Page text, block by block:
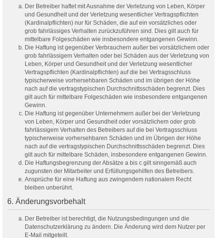
Der Betreiber haftet mit Ausnahme der Verletzung von Leben, Körper
und Gesundheit und der Verletzung wesentlicher Vertragspflichten
(Kardinalpflichten) nur für Schäden, die auf ein vorsätzliches oder
grob fahrlässiges Verhalten zurückzuführen sind. Dies gilt auch für
mittelbare Folgeschäden wie insbesondere entgangenen Gewinn.
Die Haftung ist gegenüber Verbrauchern außer bei vorsätzlichem oder
grob fahrlässigem Verhalten oder bei Schäden aus der Verletzung von
Leben, Körper und Gesundheit und der Verletzung wesentlicher
Vertragspflichten (Kardinalpflichten) auf die bei Vertragsschluss
typischerweise vorhersehbaren Schäden und im übrigen der Höhe
nach auf die vertragstypischen Durchschnittsschäden begrenzt. Dies
gilt auch für mittelbare Folgeschäden wie insbesondere entgangenen
Gewinn.
Die Haftung ist gegenüber Unternehmern außer bei der Verletzung
von Leben, Körper und Gesundheit oder vorsätzlichem oder grob
fahrlässigem Verhalten des Betreibers auf die bei Vertragsschluss
typischerweise vorhersehbaren Schäden und im Übrigen der Höhe
nach auf die vertragstypischen Durchschnittsschäden begrenzt. Dies
gilt auch für mittelbare Schäden, insbesondere entgangenen Gewinn.
Die Haftungsbegrenzung der Absätze a bis c gilt sinngemäß auch
zugunsten der Mitarbeiter und Erfüllungsgehilfen des Betreibers.
Ansprüche für eine Haftung aus zwingendem nationalem Recht
bleiben unberührt.
6. Änderungsvorbehalt
Der Betreiber ist berechtigt, die Nutzungsbedingungen und die
Datenschutzerklärung zu ändern. Die Änderung wird dem Nutzer per
E-Mail mitgeteilt.